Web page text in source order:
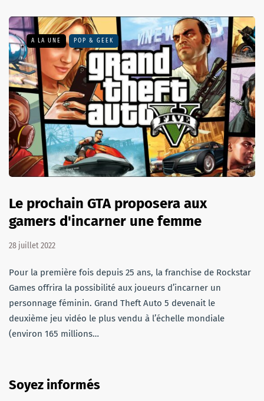
A LA UNE POP & GEEK
Le prochain GTA proposera aux
gamers d'incarner une femme
28 juillet 2022
Pour la première fois depuis 25 ans, la franchise de Rockstar
Games offrira la possibilité aux joueurs d’incarner un
personnage féminin. Grand Theft Auto 5 devenait le
deuxième jeu vidéo le plus vendu à l’échelle mondiale
(environ 165 millions…
Soyez informés